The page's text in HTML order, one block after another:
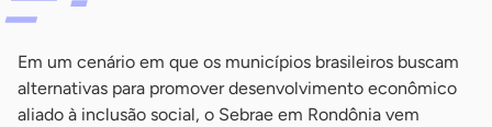
Em um cenário em que os municípios brasileiros buscam
alternativas para promover desenvolvimento econômico
aliado à inclusão social, o Sebrae em Rondônia vem